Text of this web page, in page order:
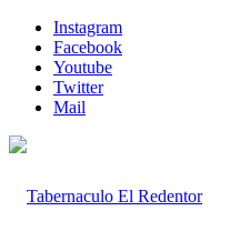
Instagram
Facebook
Youtube
Twitter
Mail